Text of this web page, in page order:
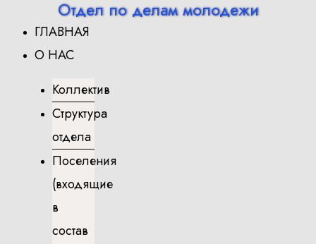
содержимому
Отдел по делам молодежи
ГЛАВНАЯ
О НАС
Коллектив
Структура
отдела
Поселения
(входящие
в
состав